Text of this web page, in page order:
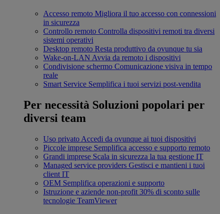
Accesso remoto Migliora il tuo accesso con connessioni
in sicurezza
Controllo remoto Controlla dispositivi remoti tra diversi
sistemi operativi
Desktop remoto Resta produttivo da ovunque tu sia
Wake-on-LAN Avvia da remoto i dispositivi
Condivisione schermo Comunicazione visiva in tempo
reale
Smart Service Semplifica i tuoi servizi post-vendita
Per necessità Soluzioni popolari per
diversi team
Uso privato Accedi da ovunque ai tuoi dispositivi
Piccole imprese Semplifica accesso e supporto remoto
Grandi imprese Scala in sicurezza la tua gestione IT
Managed service providers Gestisci e mantieni i tuoi
client IT
OEM Semplifica operazioni e supporto
Istruzione e aziende non-profit 30% di sconto sulle
tecnologie TeamViewer